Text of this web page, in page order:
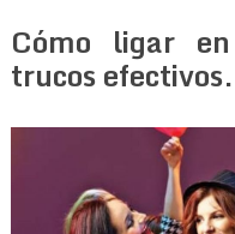
Cómo ligar
trucos efectivos.